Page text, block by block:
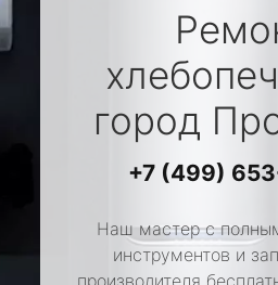
город
+7 (499)
Наш мастер с
инструментов и
производителя